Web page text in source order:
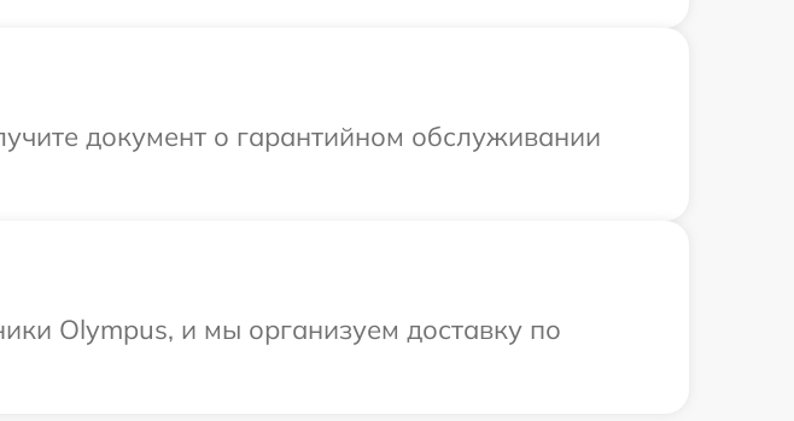
документ о гарантийном обслуживании
Olympus, и мы организуем доставку по